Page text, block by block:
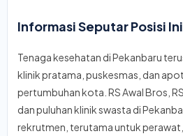
Informasi Seputar Posisi Ini
Tenaga kesehatan di Pekanbaru
klinik pratama, puskesmas, dan
pertumbuhan kota. RS Awal Bros,
dan puluhan klinik swasta di
rekrutmen, terutama untuk